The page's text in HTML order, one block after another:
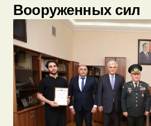
Вооруженных сил